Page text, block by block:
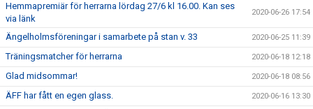
Hemmapremiär för herrarna lördag 27/6 kl 16.00. Kan ses
via länk
2020-06-26 17:54
Ängelholmsföreningar i samarbete på stan v. 33 2020-06-25 11:39
Träningsmatcher för herrarna 2020-06-18 12:18
Glad midsommar! 2020-06-18 08:56
ÄFF har fått en egen glass. 2020-06-16 13:30